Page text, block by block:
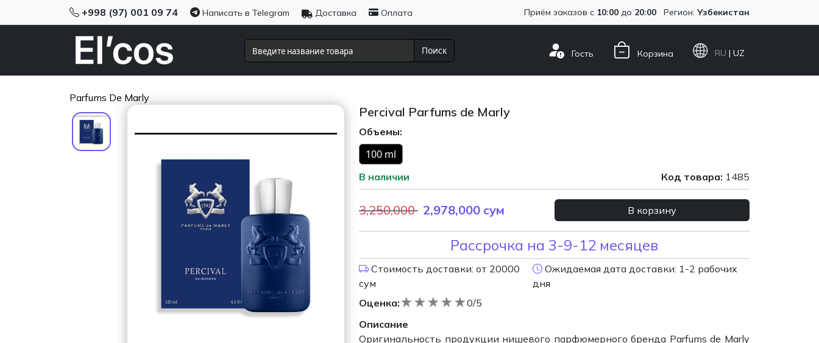
+998 (97) 001 09 74 Написать в Telegram Доставка Оплата Приём заказов с 10:00 до 20:00 Регион: Узбекистан
Поиск Гость Корзина RU | UZ
Parfums De Marly
Percival Parfums de Marly
Объемы:
100 ml
В наличии Код товара: 1485
3,250,000 2,978,000 сум В корзину
Рассрочка на 3-9-12 месяцев
Стоимость доставки: от 20000
сум
Ожидаемая дата доставки: 1-2 рабочих
дня
Оценка:
★
★
★
★
★
0/5
Описание
Оригинальность продукции нишевого парфюмерного бренда Parfums de Marly